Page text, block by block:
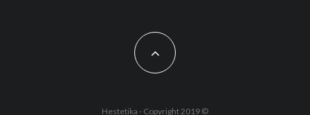
Hestetika - Copyright 2019 ©